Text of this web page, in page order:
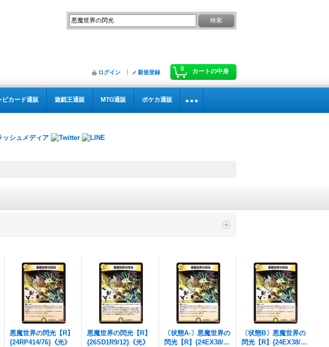
0 カートの中身
ログイン 新規登録
ピカード通販 遊戯王通販 MTG通販 ポケカ通販
悪魔世界の閃光 【R】
{24RP414/76}《光》
悪魔世界の閃光 【R】
{26SD1R9/12}《光》
〔状態A-〕 悪魔世界の
閃光 【R】{24EX38/8
〔状態B〕 悪魔世界の
閃光 【R】{24EX38/8